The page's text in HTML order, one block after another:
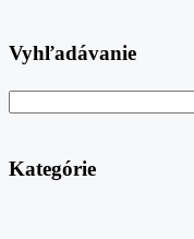
Vyhľadávanie
Kategórie